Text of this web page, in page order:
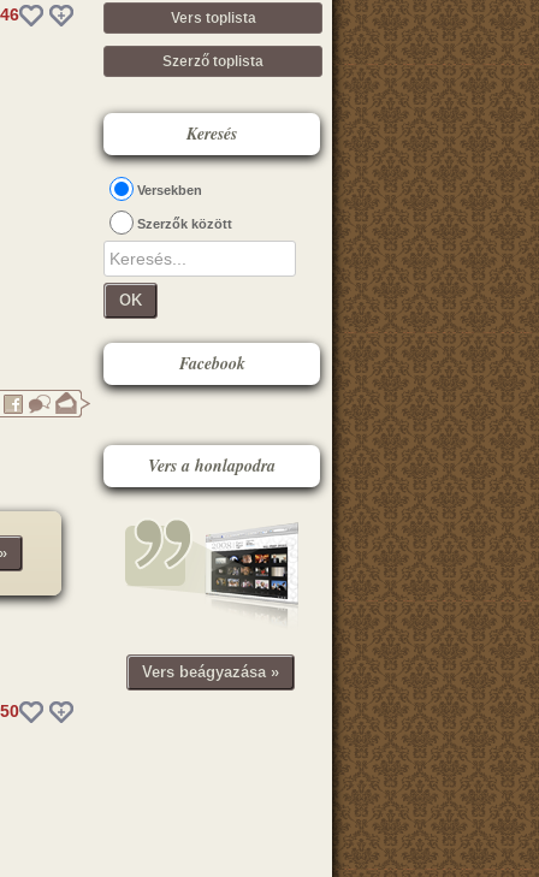
Vers toplista
Szerző toplista
Keresés
Versekben
Szerzők között
OK
Facebook
Vers a honlapodra
Vers beágyazása »